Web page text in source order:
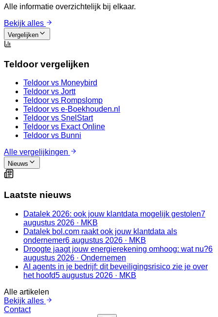
Alle informatie overzichtelijk bij elkaar.
Bekijk alles
Vergelijken
Teldoor vergelijken
Teldoor vs Moneybird
Teldoor vs Jortt
Teldoor vs Rompslomp
Teldoor vs e-Boekhouden.nl
Teldoor vs SnelStart
Teldoor vs Exact Online
Teldoor vs Bunni
Alle vergelijkingen
Nieuws
Laatste nieuws
Datalek 2026: ook jouw klantdata mogelijk gestolen7
augustus 2026 · MKB
Datalek bol.com raakt ook jouw klantdata als
ondernemer6 augustus 2026 · MKB
Droogte jaagt jouw energierekening omhoog: wat nu?6
augustus 2026 · Ondernemen
AI agents in je bedrijf: dit beveiligingsrisico zie je over
het hoofd5 augustus 2026 · MKB
Alle artikelen
Bekijk alles
Contact